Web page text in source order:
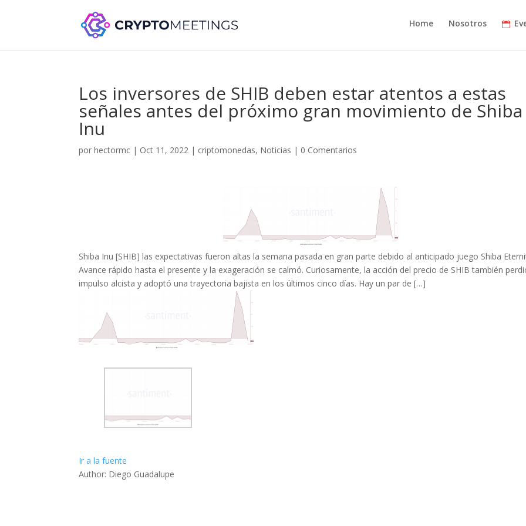
Home Nosotros
Los inversores de SHIB deben estar atentos a estas
señales antes del próximo gran movimiento de Shiba
Inu
porhectormc | Oct 11, 2022 | criptomonedas, Noticias | 0 Comentarios
Shiba Inu [SHIB] las expectativas fueron altas la semana pasada en gran parte debido al anticipado juego Shiba
Avance rápido hasta el presente y la exageración se calmó. Curiosamente, la acción del precio de SHIB también
impulso alcista y adoptó una trayectoria bajista en los últimos cinco días. Hay un par de […]
Ir a la fuente
Author: Diego Guadalupe